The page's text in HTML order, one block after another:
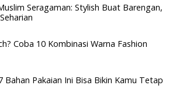
Seragaman: Stylish Buat Barengan,
Coba 10 Kombinasi Warna Fashion
Bahan Pakaian Ini Bisa Bikin Kamu Tetap